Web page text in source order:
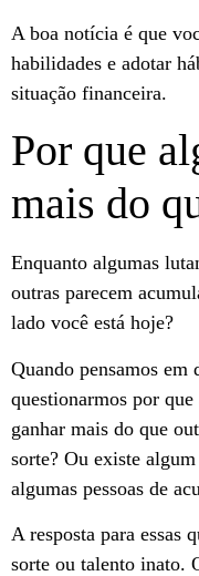
A boa notícia é que
habilidades e adotar
situação financeira.
Por que
mais do
Enquanto algumas
outras parecem
lado você está hoje?
Quando pensamos
questionarmos por que
ganhar mais do que
sorte? Ou existe
algumas pessoas de
A resposta para essas
sorte ou talento inato.